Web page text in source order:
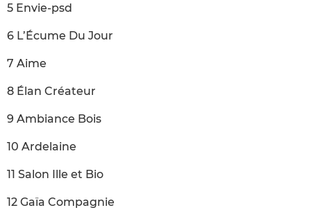
5 Envie-psd
6 L’Écume Du Jour
7 Aime
8 Élan Créateur
9 Ambiance Bois
10 Ardelaine
11 Salon Ille et Bio
12 Gaïa Compagnie